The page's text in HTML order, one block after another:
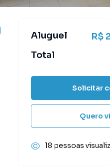
Aluguel
R$
Total
Solicitar
Quero
18 pessoas